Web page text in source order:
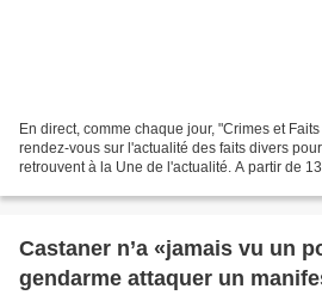
En direct, comme chaque jour, "Crimes et
rendez-vous sur l'actualité des faits divers
retrouvent à la Une de l'actualité. A partir de
Castaner n’a «jamais vu un
gendarme attaquer un